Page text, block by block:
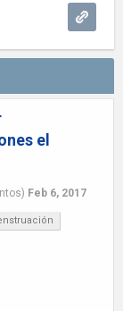
el
Feb 6, 2017